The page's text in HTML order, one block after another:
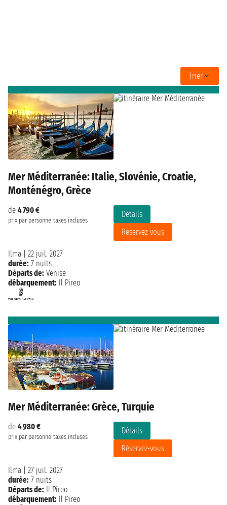
Trier
Mer Méditerranée: Italie, Slovénie, Croatie,
Monténégro, Grèce
de 4 790 €
prix par personne taxes incluses
Détails
Réservez-vous
Ilma
22 juil. 2027
durée: 7 nuits
Départs de: Venise
débarquement: Il Pireo
Mer Méditerranée: Grèce, Turquie
de 4 980 €
prix par personne taxes incluses
Détails
Réservez-vous
Ilma
27 juil. 2027
durée: 7 nuits
Départs de: Il Pireo
débarquement: Il Pireo